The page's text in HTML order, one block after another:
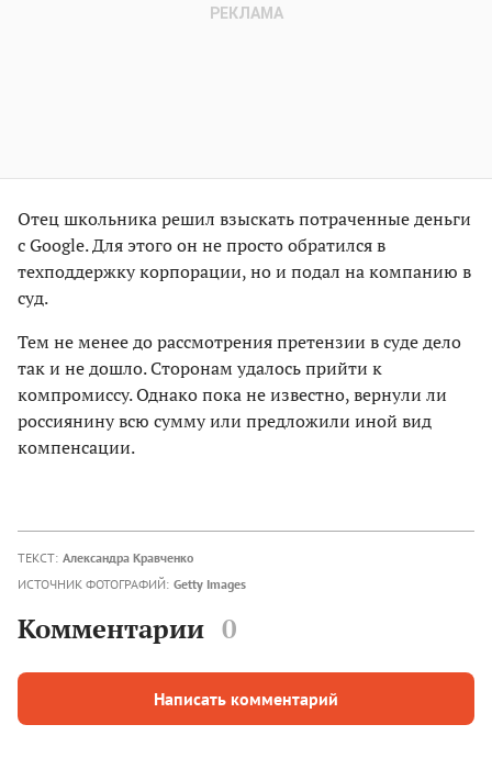
Отец школьника решил взыскать потраченные деньги
с Google. Для этого он не просто обратился в
техподдержку корпорации, но и подал на компанию в
суд.
Тем не менее до рассмотрения претензии в суде дело
так и не дошло. Сторонам удалось прийти к
компромиссу. Однако пока не известно, вернули ли
россиянину всю сумму или предложили иной вид
компенсации.
ТЕКСТ: Александра Кравченко
ИСТОЧНИК ФОТОГРАФИЙ: Getty Images
Комментарии 0
Написать комментарий